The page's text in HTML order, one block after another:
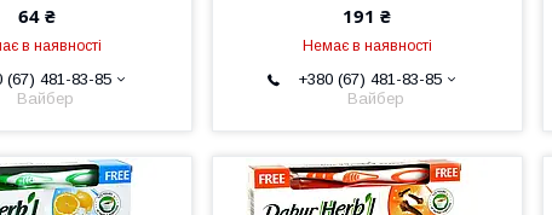
64 ₴
в наявності
(67) 481-83-85
Вайбер
191 ₴
Немає в наявності
+380 (67) 481-83-85
Вайбер